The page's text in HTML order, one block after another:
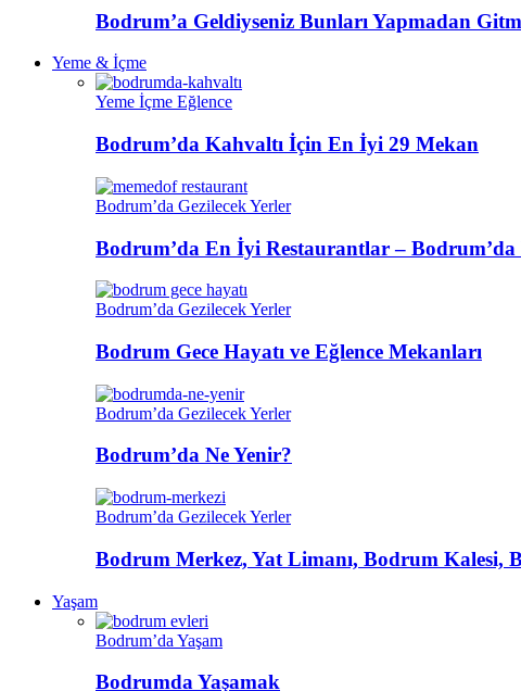
Bodrum’a Geldiyseniz Bunları Yapmadan
Yeme & İçme
Yeme İçme Eğlence
Bodrum’da Kahvaltı İçin En İyi 29 Mekan
Bodrum’da Gezilecek Yerler
Bodrum’da En İyi Restaurantlar – Bodrum’da
Bodrum’da Gezilecek Yerler
Bodrum Gece Hayatı ve Eğlence Mekanları
Bodrum’da Gezilecek Yerler
Bodrum’da Ne Yenir?
Bodrum’da Gezilecek Yerler
Bodrum Merkez, Yat Limanı, Bodrum Kalesi,
Yaşam
Bodrum’da Yaşam
Bodrumda Yaşamak